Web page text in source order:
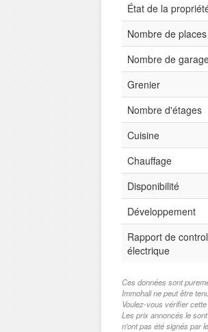
État de la
Nombre de
Nombre de
Grenier
Nombre d'étages
Cuisine
Chauffage
Disponibilité
Développement
Rapport de
électrique
Ces données sont
Immohali ne peut être
Voulez-vous vérifier
Les prix annoncés le
n'ont pas été signés par